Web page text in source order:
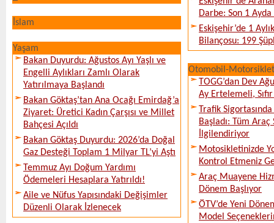
İslam
Yaşam
Bakan Duyurdu: Ağustos Ayı Yaşlı ve
Engelli Aylıkları Zamlı Olarak
Yatırılmaya Başlandı
Bakan Göktaş’tan Ana Ocağı Emirdağ’a
Ziyaret: Üretici Kadın Çarşısı ve Millet
Bahçesi Açıldı
Bakan Göktaş Duyurdu: 2026’da Doğal
Gaz Desteği Toplam 1 Milyar TL’yi Aştı
Temmuz Ayı Doğum Yardımı
Ödemeleri Hesaplara Yatırıldı!
Aile ve Nüfus Yapısındaki Değişimler
Düzenli Olarak İzlenecek
Darbe: Son 1 Ayda
Eskişehir’de 1
Bilançosu: 199
Otomobil-Motorsiklet
TOGG’dan Dev
Ay Ertelemeli,
Trafik
Başladı: Tüm
İlgilendiriyor
Motosikletinizde
Kontrol Etmeniz
Araç Muayene
Dönem Başlıyor
ÖTV’de Yeni
Model